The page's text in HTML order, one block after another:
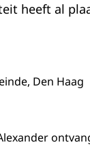
heeft al
Den Haag